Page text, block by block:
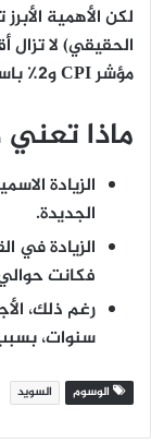
لكن الأهمية
الحقيقي)لا تزال
مؤشر CPI
و2٪ باستخدام KPIF
ماذا تعني
الزيادة
الجديدة.
فكانت حوالي
رغم ذلك،
سنوات،
الوسوم السويد